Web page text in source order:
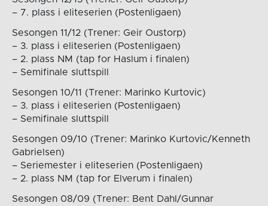
– 7. plass i eliteserien (Postenligaen)
Sesongen 11/12 (Trener: Geir Oustorp)
– 3. plass i eliteserien (Postenligaen)
– 2. plass NM (tap for Haslum i finalen)
– Semifinale sluttspill
Sesongen 10/11 (Trener: Marinko Kurtovic)
– 3. plass i eliteserien (Postenligaen)
– Semifinale sluttspill
Sesongen 09/10 (Trener: Marinko Kurtovic/Kenneth
Gabrielsen)
– Seriemester i eliteserien (Postenligaen)
– 2. plass NM (tap for Elverum i finalen)
Sesongen 08/09 (Trener: Bent Dahl/Gunnar